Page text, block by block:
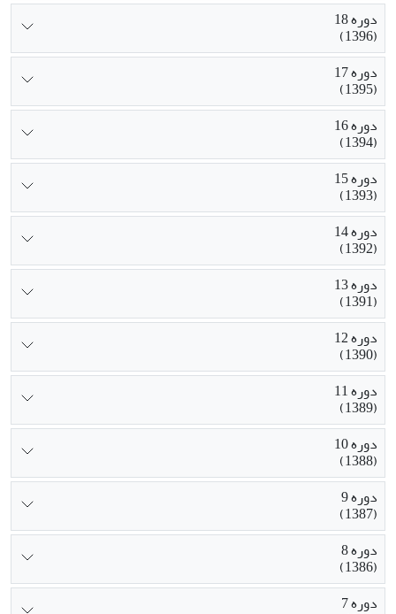
دوره 18
(1396)
دوره 17
(1395)
دوره 16
(1394)
دوره 15
(1393)
دوره 14
(1392)
دوره 13
(1391)
دوره 12
(1390)
دوره 11
(1389)
دوره 10
(1388)
دوره 9
(1387)
دوره 8
(1386)
دوره 7